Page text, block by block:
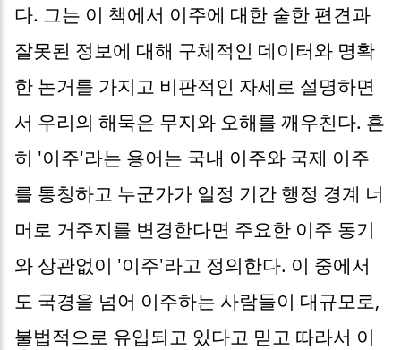
다. 그는 이 책에서 이주에 대한 숱한 편견과
잘못된 정보에 대해 구체적인 데이터와 명확
한 논거를 가지고 비판적인 자세로 설명하면
서 우리의 해묵은 무지와 오해를 깨우친다. 흔
히 '이주'라는 용어는 국내 이주와 국제 이주
를 통칭하고 누군가가 일정 기간 행정 경계 너
머로 거주지를 변경한다면 주요한 이주 동기
와 상관없이 '이주'라고 정의한다. 이 중에서
도 국경을 넘어 이주하는 사람들이 대규모로,
불법적으로 유입되고 있다고 믿고 따라서 이